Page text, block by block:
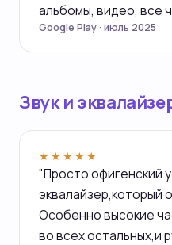
альбомы, видео, все
Google Play · июль 2025
Звук и
★★★★★
"Просто офигенский
эквалайзер,который
Особенно высокие
во всех остальных,и